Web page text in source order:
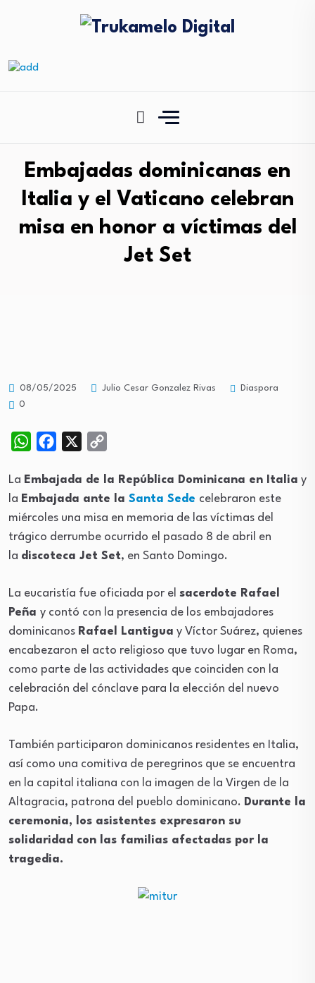
Embajadas dominicanas en
Italia y el Vaticano celebran
misa en honor a víctimas del
Jet Set
08/05/2025 Julio Cesar Gonzalez Rivas
Diaspora
0
WhatsAppFacebook
La Embajada de la República Dominicana en Italia y
la Embajada ante la Santa Sede celebraron este
miércoles una misa en memoria de las víctimas del
trágico derrumbe ocurrido el pasado 8 de abril en
la discoteca Jet Set, en Santo Domingo.
La eucaristía fue oficiada por el sacerdote Rafael
Peña y contó con la presencia de los embajadores
dominicanos Rafael Lantigua y Víctor Suárez, quienes
encabezaron el acto religioso que tuvo lugar en Roma,
como parte de las actividades que coinciden con la
celebración del cónclave para la elección del nuevo
Papa.
También participaron dominicanos residentes en Italia,
así como una comitiva de peregrinos que se encuentra
en la capital italiana con la imagen de la Virgen de la
Altagracia, patrona del pueblo dominicano. Durante la
ceremonia, los asistentes expresaron su
solidaridad con las familias afectadas por la
tragedia.